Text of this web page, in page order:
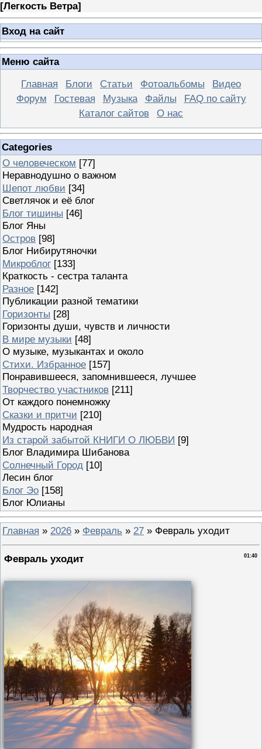
[Легкость Ветра]
Вход на сайт
Меню сайта
Главная
Блоги Статьи Фотоальбомы
Видео
Форум
Гостевая Музыка Файлы
FAQ по сайту
Каталог сайтов
О нас
Categories
О человеческом [77]
Неравнодушно о важном
Шепот любви [34]
Светлячок и её блог
Блог тишины [46]
Блог Яны
Остров [98]
Блог Нибирутяночки
Микроблог [133]
Краткость - сестра таланта
Разное [142]
Публикации разной тематики
Горизонты [28]
Горизонты души, чувств и личности
В мире музыки [48]
О музыке, музыкантах и около
Стихи. Избранное [157]
Понравившееся, запомнившееся, лучшее
Творчество участников [211]
От каждого понемножку
Сказки и притчи [210]
Мудрость народная
Из старой забытой КНИГИ О ЛЮБВИ [9]
Блог Владимира Шибанова
Солнечный Город [10]
Лесин блог
Блог Эо [158]
Блог Юлианы
Главная » 2026 » Февраль » 27 » Февраль уходит
01:40
Февраль уходит